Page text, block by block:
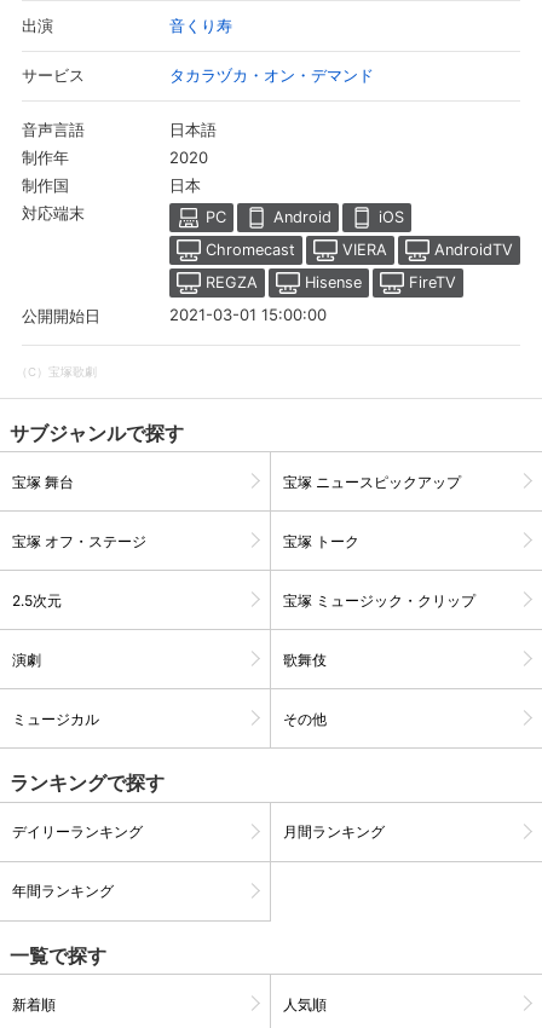
会員情報変更
基本情報、本人連絡先、パスワード 、クレ
ジットカード情報の変更が可能です。
出演 音くり寿
サービス タカラヅカ・オン・デマンド
音声言語 日本語
制作年 2020
制作国 日本
対応端末 PC Android
iOS
Chromecast
VIERA
AndroidTV
REGZA
Hisense
FireTV
公開開始日
2021-03-01 15:00:00
（C）宝塚歌劇
サブジャンルで探す
宝塚 舞台 宝塚 ニュースピックアップ
宝塚 オフ・ステージ 宝塚 トーク
2.5次元 宝塚 ミュージック・クリップ
演劇 歌舞伎
ミュージカル その他
ランキングで探す
デイリーランキング 月間ランキング
年間ランキング
一覧で探す
新着順 人気順